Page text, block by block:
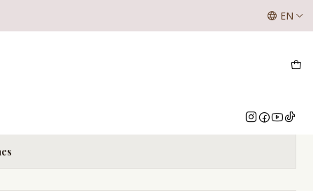
SE LES INFORMA A NUESTROS CLIENTES QUE LOSEN